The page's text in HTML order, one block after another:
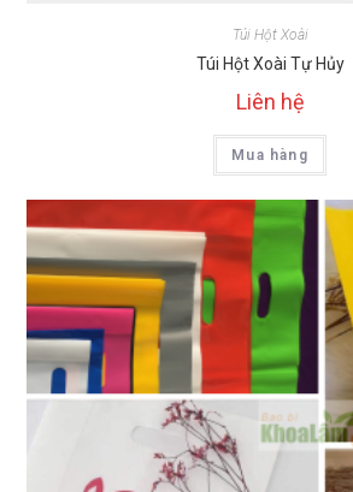
Túi Hột Xoài
Túi Hột Xoài Tự Hủy
Liên hệ
Mua hàng